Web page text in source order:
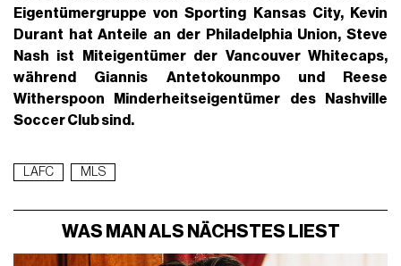
Eigentümergruppe von Sporting Kansas City,
Kevin
Durant hat Anteile an der Philadelphia Union, Steve
Nash ist Miteigentümer der Vancouver Whitecaps,
während Giannis Antetokounmpo und Reese
Witherspoon Minderheitseigentümer des Nashville
Soccer Club sind.
LAFC MLS
WAS MAN ALS NÄCHSTES LIEST